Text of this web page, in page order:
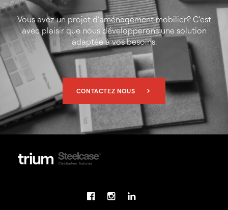
Vous avez un projet d’aménagement mobilier? C’est
avec plaisir que nous développerons une solution
adaptée à vos besoins.
CONTACTEZ NOUS